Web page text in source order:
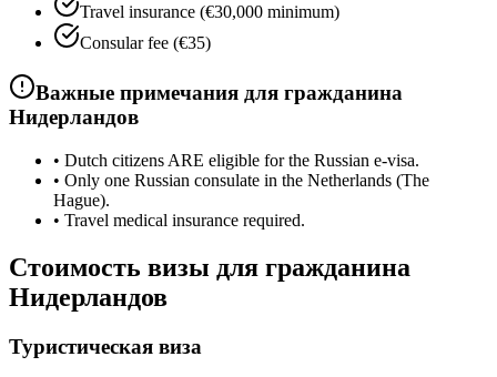
Travel insurance (€30,000 minimum)
Consular fee (€35)
Важные примечания для гражданина
Нидерландов
• Dutch citizens ARE eligible for the Russian e-visa.
• Only one Russian consulate in the Netherlands (The
Hague).
• Travel medical insurance required.
Стоимость визы для гражданина
Нидерландов
Туристическая виза